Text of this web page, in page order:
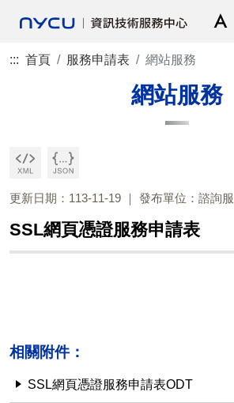
::: 首頁 服務申請表 網站服務
網站服務
更新日期：113-11-19 發布單位：諮詢
SSL網頁憑證服務申請表
相關附件：
SSL網頁憑證服務申請表ODT